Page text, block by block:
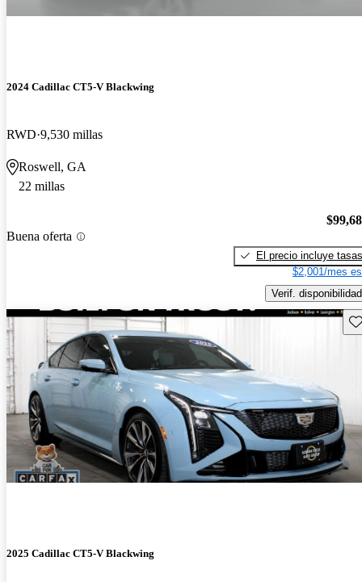
2024 Cadillac CT5-V Blackwing
RWD 9,530 millas
Roswell, GA
22 millas
Buena oferta
El precio incluye tasas
$2,001/mes
Verif. disponibilidad
2025 Cadillac CT5-V Blackwing